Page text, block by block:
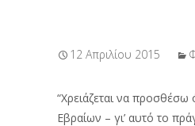
12 Απριλίου 2015
“Χρειάζεται να
Εβραίων – γι’ αυτό το